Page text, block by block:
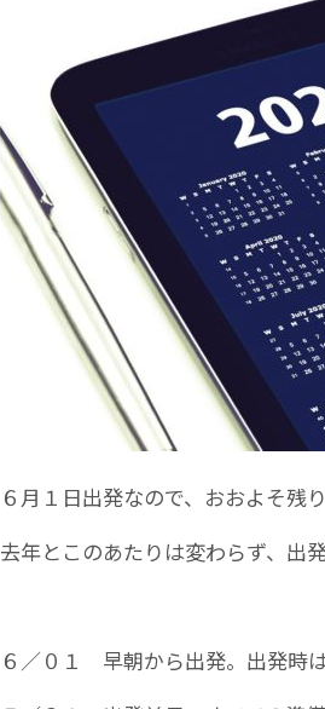
６月１日出発なので、おおよそ残
去年とこのあたりは変わらず、出
６／０１ 早朝から出発。出発時